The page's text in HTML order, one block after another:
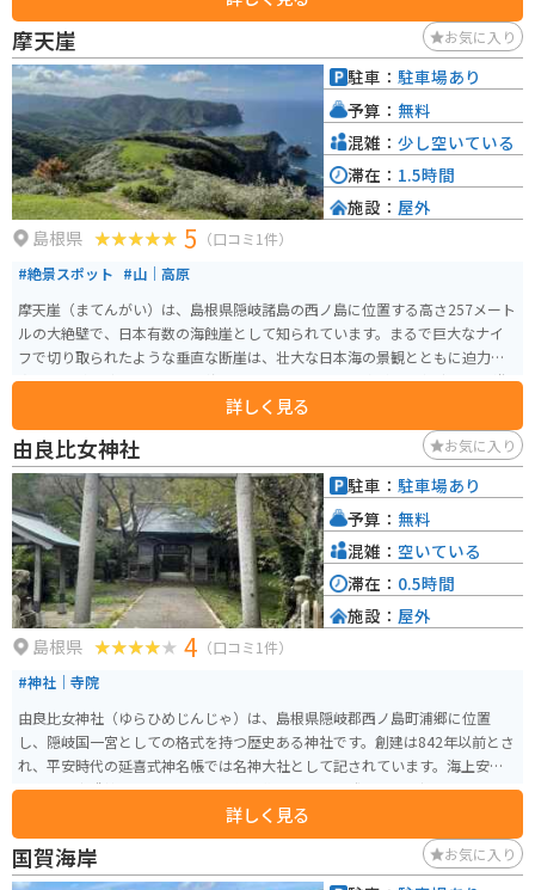
に焼火神社と改称されました。 社殿は岩盤を利用した独特の建築様式で、19
92年に国の重要文化財に指定されています。険しい山道を登った先にあり、
信仰の対象としてだけでなく、自然の中で静けさを楽しめる場所としても人
気のスポットです。
摩天崖 お気に入り
島根県 5 （口コミ1件）
#絶景スポット #山｜高原
摩天崖（まてんがい）は、島根県隠岐諸島の西ノ島に位置する高さ257メート
ルの大絶壁で、日本有数の海蝕崖として知られています。まるで巨大なナイ
フで切り取られたような垂直な断崖は、壮大な日本海の景観とともに迫力満
点です。 摩天崖周辺は「国賀海岸」の一部として国の名勝にも指定され、遊
歩道が整備されているため、散策やトレッキングを楽しむことができます。
草原地帯には放牧された牛や馬がのんびりと草を食む姿が見られます。この
エリアの遊歩道は「日本の遊歩百選」にも選ばれており、海と自然の美しさ
を堪能できる観光スポットです。
詳しく見る
駐車： 駐車場あり
予算： 無料
混雑： 少し空いている
滞在： 1.5時間
施設： 屋外
由良比女神社 お気に入り
島根県 4 （口コミ1件）
#神社｜寺院
由良比女神社（ゆらひめじんじゃ）は、島根県隠岐郡西ノ島町浦郷に位置
し、隠岐国一宮としての格式を持つ歴史ある神社です。創建は842年以前とさ
れ、平安時代の延喜式神名帳では名神大社として記されています。海上安全
と漁業の守護神として古くから信仰を集め、外悪を祓うための祈願も行われ
えられ、境内にはイカのオブジェも設置されています。隠岐四大社の一つと
して、多くの参拝者に親しまれ、地域の文化と信仰を今に伝えています。
詳しく見る
駐車： 駐車場あり
予算： 無料
混雑： 空いている
滞在： 0.5時間
施設： 屋外
国賀海岸 お気に入り